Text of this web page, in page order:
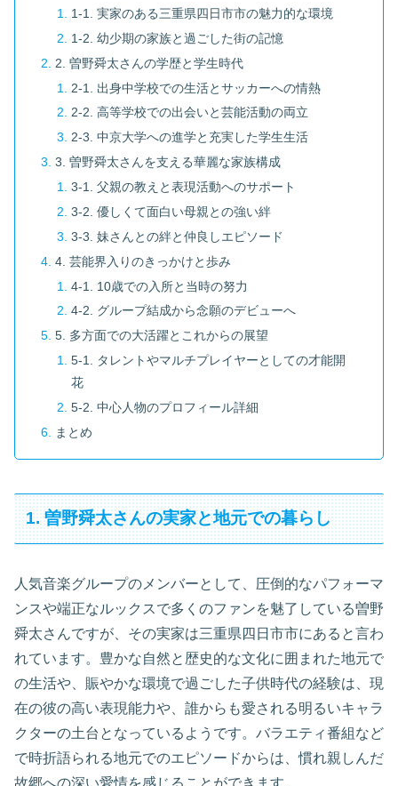
1-1. 実家のある三重県四日市市の魅力的な環境
1-2. 幼少期の家族と過ごした街の記憶
2. 曽野舜太さんの学歴と学生時代
2-1. 出身中学校での生活とサッカーへの情熱
2-2. 高等学校での出会いと芸能活動の両立
2-3. 中京大学への進学と充実した学生生活
3. 曽野舜太さんを支える華麗な家族構成
3-1. 父親の教えと表現活動へのサポート
3-2. 優しくて面白い母親との強い絆
3-3. 妹さんとの絆と仲良しエピソード
4. 芸能界入りのきっかけと歩み
4-1. 10歳での入所と当時の努力
4-2. グループ結成から念願のデビューへ
5. 多方面での大活躍とこれからの展望
5-1. タレントやマルチプレイヤーとしての才能開
花
5-2. 中心人物のプロフィール詳細
まとめ
1. 曽野舜太さんの実家と地元での暮らし
人気音楽グループのメンバーとして、圧倒的なパフォーマ
ンスや端正なルックスで多くのファンを魅了している曽野
舜太さんですが、その実家は三重県四日市市にあると言わ
れています。豊かな自然と歴史的な文化に囲まれた地元で
の生活や、賑やかな環境で過ごした子供時代の経験は、現
在の彼の高い表現能力や、誰からも愛される明るいキャラ
クターの土台となっているようです。バラエティ番組など
で時折語られる地元でのエピソードからは、慣れ親しんだ
故郷への深い愛情を感じることができます。